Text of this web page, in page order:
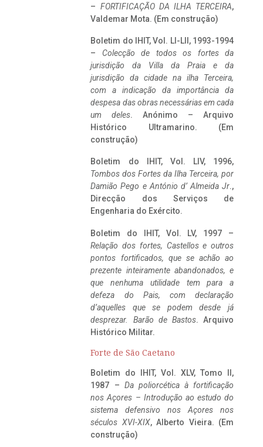
– FORTIFICAÇÃO DA ILHA TERCEIRA,
Valdemar Mota. (Em construção)
Boletim do IHIT, Vol. LI-LII, 1993-1994
– Colecção de todos os fortes da
jurisdição da Villa da Praia e da
jurisdição da cidade na ilha Terceira,
com a indicação da importância da
despesa das obras necessárias em cada
um deles. Anónimo – Arquivo
Histórico Ultramarino. (Em
construção)
Boletim do IHIT, Vol. LIV, 1996,
Tombos dos Fortes da Ilha Terceira, por
Damião Pego e António d’ Almeida Jr.,
Direcção dos Serviços de
Engenharia do Exército.
Boletim do IHIT, Vol. LV, 1997 –
Relação dos fortes, Castellos e outros
pontos fortificados, que se achão ao
prezente inteiramente abandonados, e
que nenhuma utilidade tem para a
defeza do Pais, com declaração
d’aquelles que se podem desde já
desprezar. Barão de Bastos. Arquivo
Histórico Militar.
Forte de São Caetano
Boletim do IHIT, Vol. XLV, Tomo II,
1987 – Da poliorcética à fortificação
nos Açores – Introdução ao estudo do
sistema defensivo nos Açores nos
séculos XVI-XIX, Alberto Vieira. (Em
construção)